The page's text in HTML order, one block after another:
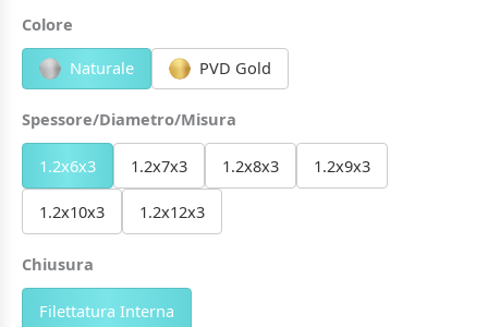
Colore
Naturale PVD Gold
Spessore/Diametro/Misura
1.2x6x3 1.2x7x3 1.2x8x3 1.2x9x3
1.2x10x3 1.2x12x3
Chiusura
Filettatura Interna